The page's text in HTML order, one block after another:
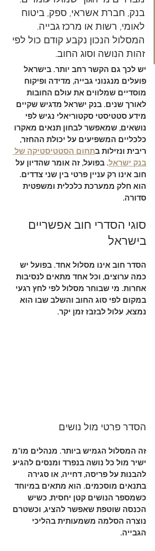
בנק, חברת אשראי, ספק, ביטוח
לאומי, רשות או מרכז גבייה.
המסלול הנכון נקבע קודם כול לפי
זהות הנושה וסוג החוב.
יש לכך גם הקשר רחב יותר. בישראל
פועלים מנגנוני גבייה, מדידה ופיקוח
מוסדיים שמלווים את עולם החובות
לאורך שנים. בנק ישראל מדגיש שקיים
מידע סטטיסטי סקטוריאלי נגיש לפי
נושאים, שמאפשר לבחון תנאים מאקרו
כלכליים המשפיעים על יכולת ההחזר,
ריבית ונזילות בתחום הסטטיסטיקה של
בנק ישראל. בפועל, זה אומר שהדיון על
חוב אינו רק עניין פרטי בין שני צדדים.
הוא חלק ממערכת כלכלית ומשפטית
סדורה.
סוגי הסדרי חוב אפשריים
בישראל
הסדר חוב אינו מסלול אחד. בפועל יש
כמה ערוצים, וכל אחד מתאים לנסיבות
אחרות. מי שבוחר מסלול לפי לחץ רגעי
במקום לפי סוג החוב והשלב שבו הוא
נמצא, עלול לבזבז זמן יקר.
הסדר פרטי מול נושים
זה המסלול הגמיש ביותר. מנהלים מו"מ
ישיר מול כל נושה בנפרד ומנסים להגיע
להבנות על פריסה, דחייה, או סגירה
בתנאים מוסכמים. הוא מתאים במיוחד
כשמספר הנושים קטן יחסית, כשיש
הכנסה שוטפת שאפשר להציג, וכשטרם
נוצרה הסלמה משמעותית בהליכי
הגבייה.